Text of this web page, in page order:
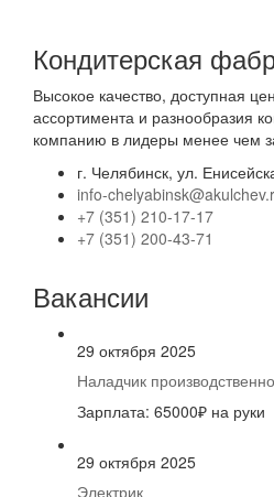
Кондитерская
Высокое качество, доступная
ассортимента и разнообразия
компанию в лидеры менее чем
г. Челябинск, ул.
info-
+7 (351) 210-17-17
+7 (351) 200-43-71
Вакансии
29 октября 2025
Наладчик
Зарплата: 65000₽ на руки
29 октября 2025
Электрик